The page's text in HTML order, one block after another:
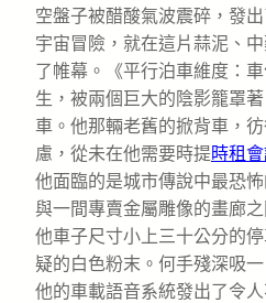
空盤子被醋酸氣波震碎，發
宇宙冒險，就在這片蒜泥、
了帷幕。《平行泊車維度：
生，被兩個巨大的陰影籠罩
車。他那輛老舊的掀背車，
慮，從未在他需要時提時租
他面臨的是城市傳說中最恐
與一間專賣金屬雕像的畫廊
他車子尺寸小上三十公分的
疑的白色粉末。何手殘深吸
他的車載語音系統發出了令